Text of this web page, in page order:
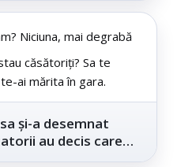
Niciuna, mai degrabă
căsătoriți? Sa te
ai mărita în gara.
și-a desemnat
au decis care